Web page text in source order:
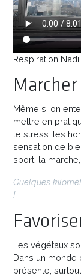
Respiration
Même si on
mettre en
le stress: les
sensation de
sport, la
Quelques
!
Les végétaux
Dans un
présente,